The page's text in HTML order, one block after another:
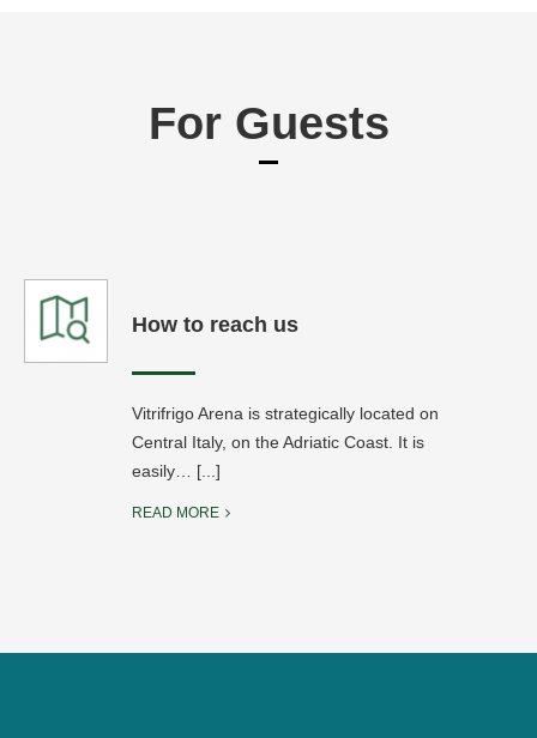
For Guests
How to reach us
Vitrifrigo Arena is strategically located on
Central Italy, on the Adriatic Coast. It is
easily… [...]
READ MORE